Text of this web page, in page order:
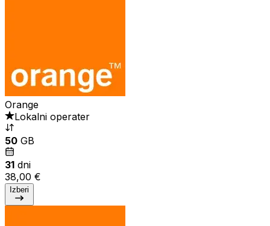
Orange
Lokalni operater
50 GB
31 dni
38,00 €
Izberi